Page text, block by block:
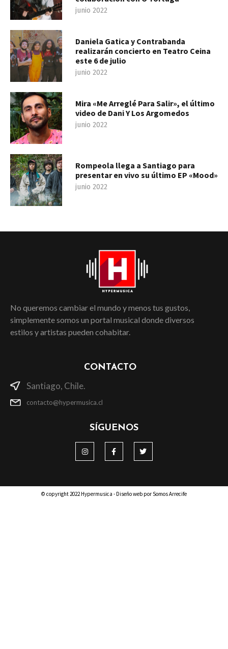
junio 2022
Daniela Gatica y Contrabanda
realizarán concierto en Teatro Ceina
este 6 de julio
junio 2022
Mira «Me Arreglé Para Salir», el último
video de Dani Y Los Argomedos
junio 2022
Rompeola llega a Santiago para
presentar en vivo su último EP «Mood»
junio 2022
No queremos cambiar el mundo y menos tus gustos,
simplemente somos un portal musical donde diversos
estilos y artistas pueden cohabitar.
CONTACTO
Santiago, Chile.
contacto@hypermusica.cl
SÍGUENOS
© copyright 2022 Hypermusica - Diseño web por Somos Arrecife